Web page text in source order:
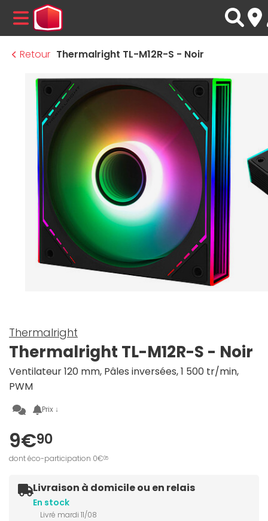
MENU
Retour Thermalright TL-M12R-S - Noir
Thermalright
Thermalright TL-M12R-S - Noir
Ventilateur 120 mm, Pâles inversées, 1 500 tr/min,
PWM
Prix ↓
9€90
dont éco-participation 0€05
Livraison à domicile ou en relais
En stock
Livré mardi 11/08